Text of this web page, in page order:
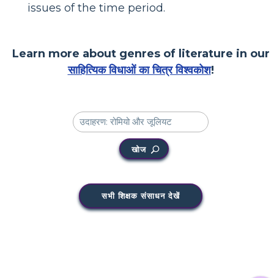
issues of the time period.
Learn more about genres of literature in our
साहित्यिक विधाओं का चित्र विश्वकोश!
खोज
सभी शिक्षक संसाधन देखें